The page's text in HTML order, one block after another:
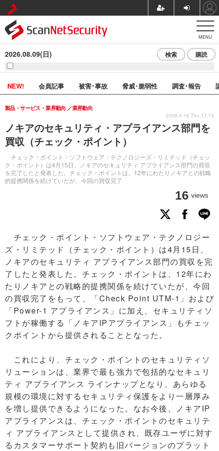
MENU
2026.08.09(日) 検索 購読
NEW! 会員記事 被害･事故 脅威･脆弱性 調査･報告
ノキアのセキュリティ・アプライアンス部門を
買収（チェック・ポイント）
チェック・ポイント・ソフトウェア・テクノロジーズ・リミテッド（チェッ
ク・ポイント）は4月15日、ノキアのセキュリティ アプライアンス部門の買収
を完了したと発表した。チェック・ポイントは、12年にわたりノキアとの戦略
的提携関係を続けていたが、今回の買収完了
製品・サービス・業界動向 業界動向
16 views
2009.4.16 Thu 17:15
チェック・ポイント・ソフトウェア・テクノロジー
ズ・リミテッド（チェック・ポイント）は4月15日、
ノキアのセキュリティ アプライアンス部門の買収を完
了したと発表した。チェック・ポイントは、12年にわ
たりノキアとの戦略的提携関係を続けていたが、今回
の買収完了をもって、「Check Point UTM-1」および
「Power-1 アプライアンス」に加え、セキュリティソ
フトが稼働する「ノキアIPアプライアンス」もチェッ
クポイントから提供されることとなった。
これにより、チェック・ポイントのセキュリティソ
リューションは、業界で最も強力で包括的なセキュリ
ティ アプライアンス ラインナップとなり、あらゆる
規模の環境に対するセキュリティ保護をより一層厚み
を増し提供できるようになった。なお今後、ノキアIP
アプライアンスは、チェック・ポイントのセキュリテ
ィ アプライアンスとして提供され、既存ユーザに対す
るカスタマーサポート契約も旧バージョンのプラット